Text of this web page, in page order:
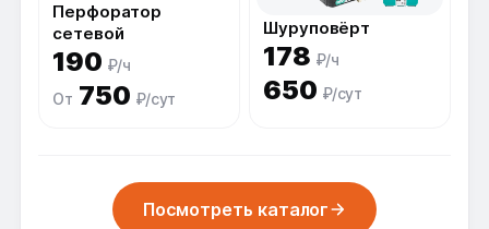
Перфоратор
сетевой
190 ₽/ч
От 750 ₽/сут
Шуруповёрт
178 ₽/ч
650 ₽/сут
Посмотреть каталог